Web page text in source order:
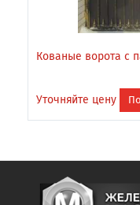
Кованые ворота с
Уточняйте цену